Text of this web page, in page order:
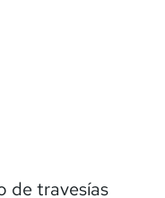
de travesías